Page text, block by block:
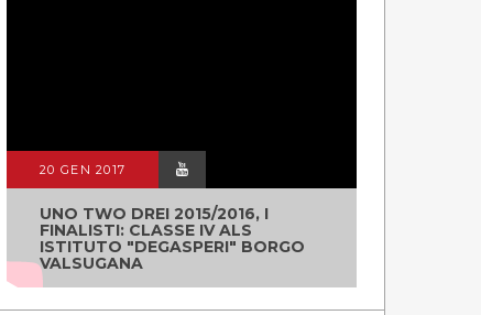
20 GEN 2017
UNO TWO DREI 2015/2016, I
FINALISTI: CLASSE IV ALS
ISTITUTO "DEGASPERI" BORGO
VALSUGANA